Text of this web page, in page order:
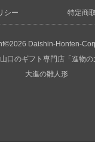
シー 特定商
Daishin-Honten-
口のギフト専門店「進物の
大進の雛人形